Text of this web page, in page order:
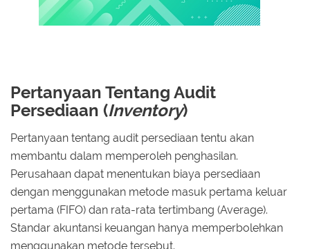
Pertanyaan Tentang Audit
Persediaan (Inventory)
Pertanyaan tentang audit persediaan tentu akan
membantu dalam memperoleh penghasilan.
Perusahaan dapat menentukan biaya persediaan
dengan menggunakan metode masuk pertama keluar
pertama (FIFO) dan rata-rata tertimbang (Average).
Standar akuntansi keuangan hanya memperbolehkan
menggunakan metode tersebut.